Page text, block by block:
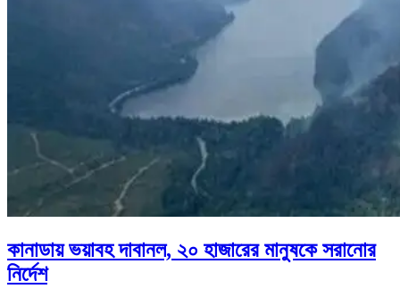
কানাডায় ভয়াবহ দাবানল, ২০ হাজারের মানুষকে সরানোর
নির্দেশ